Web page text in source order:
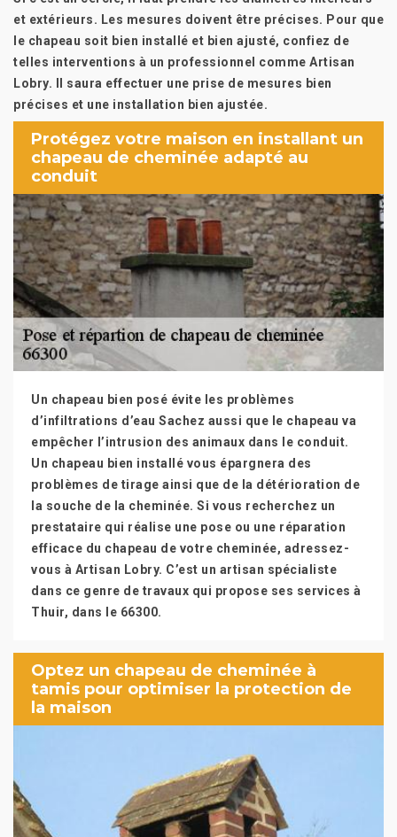
et extérieurs. Les mesures doivent être précises. Pour que
le chapeau soit bien installé et bien ajusté, confiez de
telles interventions à un professionnel comme Artisan
Lobry. Il saura effectuer une prise de mesures bien
précises et une installation bien ajustée.
Protégez votre maison en installant un
chapeau de cheminée adapté au
conduit
Un chapeau bien posé évite les problèmes
d’infiltrations d’eau Sachez aussi que le chapeau va
empêcher l’intrusion des animaux dans le conduit.
Un chapeau bien installé vous épargnera des
problèmes de tirage ainsi que de la détérioration de
la souche de la cheminée. Si vous recherchez un
prestataire qui réalise une pose ou une réparation
efficace du chapeau de votre cheminée, adressez-
vous à Artisan Lobry. C’est un artisan spécialiste
dans ce genre de travaux qui propose ses services à
Thuir, dans le 66300.
Optez un chapeau de cheminée à
tamis pour optimiser la protection de
la maison